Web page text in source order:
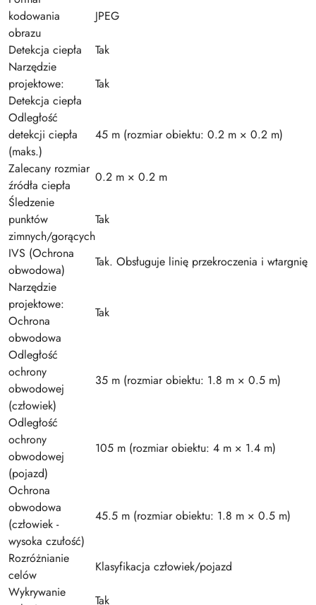
kodowania
obrazu
JPEG
Detekcja ciepła
Tak
Narzędzie
projektowe:
Detekcja ciepła
Tak
Odległość
detekcji ciepła
(maks.)
45 m (rozmiar obiektu: 0.2 m × 0.2 m)
Zalecany rozmiar
źródła ciepła
0.2 m × 0.2 m
Śledzenie
punktów
zimnych/gorących
Tak
IVS (Ochrona
obwodowa)
Tak. Obsługuje linię przekroczenia i
Narzędzie
projektowe:
Ochrona
obwodowa
Tak
Odległość
ochrony
obwodowej
(człowiek)
35 m (rozmiar obiektu: 1.8 m × 0.5 m)
Odległość
ochrony
obwodowej
(pojazd)
105 m (rozmiar obiektu: 4 m × 1.4 m)
Ochrona
obwodowa
(człowiek -
wysoka czułość)
45.5 m (rozmiar obiektu: 1.8 m × 0.5 m)
Rozróżnianie
celów
Klasyfikacja człowiek/pojazd
Wykrywanie
Tak